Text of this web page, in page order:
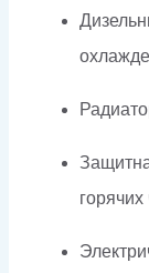
горячих